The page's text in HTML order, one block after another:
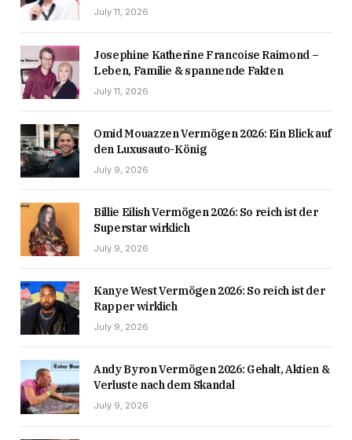
July 11, 2026
Josephine Katherine Francoise Raimond –
Leben, Familie & spannende Fakten
July 11, 2026
Omid Mouazzen Vermögen 2026: Ein Blick auf
den Luxusauto-König
July 9, 2026
Billie Eilish Vermögen 2026: So reich ist der
Superstar wirklich
July 9, 2026
Kanye West Vermögen 2026: So reich ist der
Rapper wirklich
July 9, 2026
Andy Byron Vermögen 2026: Gehalt, Aktien &
Verluste nach dem Skandal
July 9, 2026